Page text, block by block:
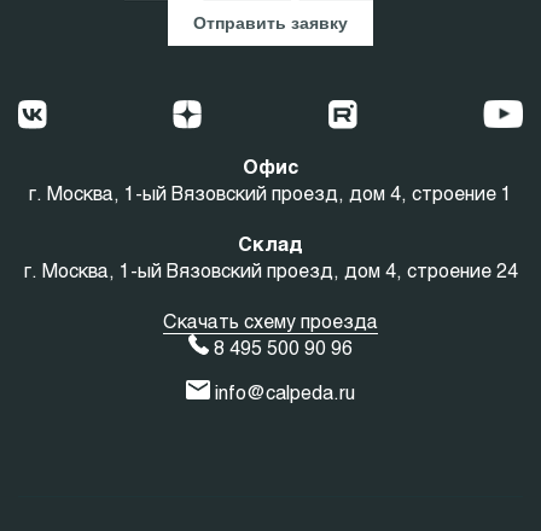
Отправить заявку
Офис
г. Москва, 1-ый Вязовский проезд, дом 4, строение 1
Склад
г. Москва, 1-ый Вязовский проезд, дом 4, строение 24
Скачать схему проезда
8 495 500 90 96
info@calpeda.ru